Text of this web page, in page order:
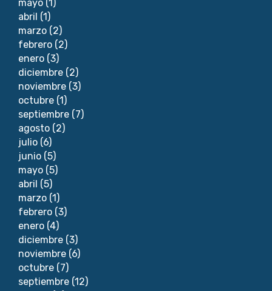
mayo (1)
abril (1)
marzo (2)
febrero (2)
enero (3)
diciembre (2)
noviembre (3)
octubre (1)
septiembre (7)
agosto (2)
julio (6)
junio (5)
mayo (5)
abril (5)
marzo (1)
febrero (3)
enero (4)
diciembre (3)
noviembre (6)
octubre (7)
septiembre (12)